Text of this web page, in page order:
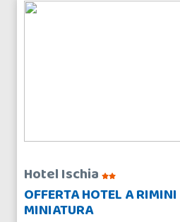
Hotel Ischia
OFFERTA HOTEL A
MINIATURA